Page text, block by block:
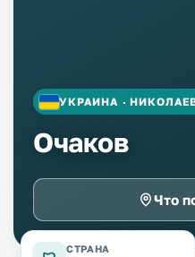
УКРАИНА ·
Очаков
Что
СТРАНА